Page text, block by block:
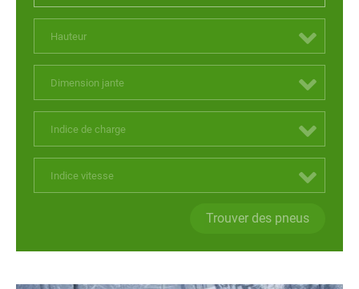
Hauteur
Dimension jante
Indice de charge
Indice vitesse
Trouver des pneus